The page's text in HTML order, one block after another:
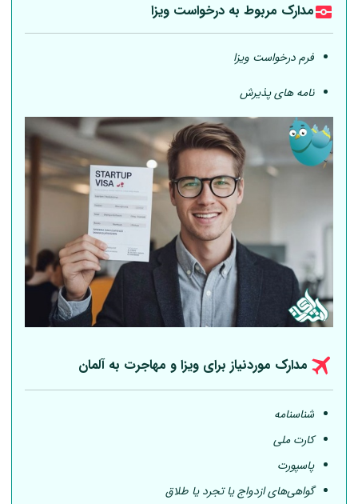
مدارک مربوط به درخواست ویزا
فرم درخواست ویزا
نامه های پذیرش
مدارک موردنیاز برای ویزا و مهاجرت بهآلمان
شناسنامه
کارت ملی
پاسپورت
گواهی‌های ازدواج یا تجرد یا طلاق